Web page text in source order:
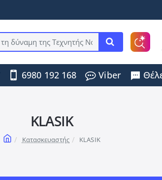
6980 192 168 Viber
KLASIK
homeΚατασκευαστής KLASIK